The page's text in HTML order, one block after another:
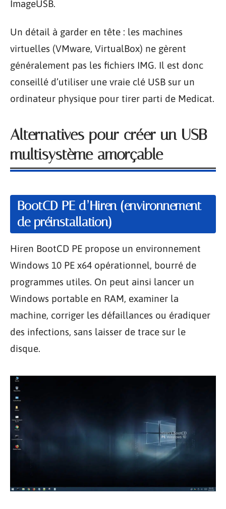
ImageUSB.
Un détail à garder en tête : les machines
virtuelles (VMware, VirtualBox) ne gèrent
généralement pas les fichiers IMG. Il est donc
conseillé d’utiliser une vraie clé USB sur un
ordinateur physique pour tirer parti de Medicat.
Alternatives pour créer un USB
multisystème amorçable
BootCD PE d’Hiren (environnement
de préinstallation)
Hiren BootCD PE propose un environnement
Windows 10 PE x64 opérationnel, bourré de
programmes utiles. On peut ainsi lancer un
Windows portable en RAM, examiner la
machine, corriger les défaillances ou éradiquer
des infections, sans laisser de trace sur le
disque.